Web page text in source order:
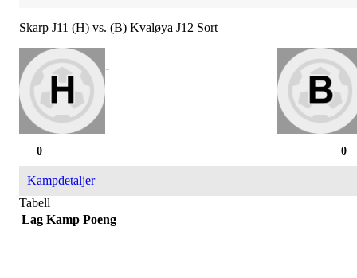
Skarp J11 (H) vs. (B) Kvaløya J12 Sort
-
0
0
Kampdetaljer
Tabell
Lag Kamp Poeng